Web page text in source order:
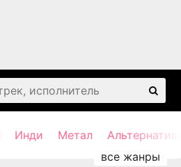
Инди Метал